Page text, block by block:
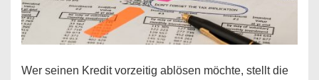
Wer seinen Kredit vorzeitig ablösen möchte, stellt die